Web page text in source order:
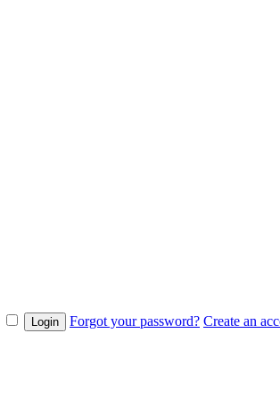
Forgot your password? Create an